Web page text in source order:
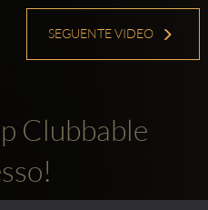
SEGUENTE VIDEO
Clubbable